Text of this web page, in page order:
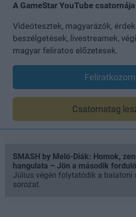
A GameStar YouTube
Videótesztek, magyarázók,
beszélgetések, livestreamek,
magyar feliratos előzetesek.
Feliratkozom
Csatornatag
SMASH by Meló-Diák: Homok,
hangulata – Jön a második
Július végén folytatódik a balatoni
sorozat.